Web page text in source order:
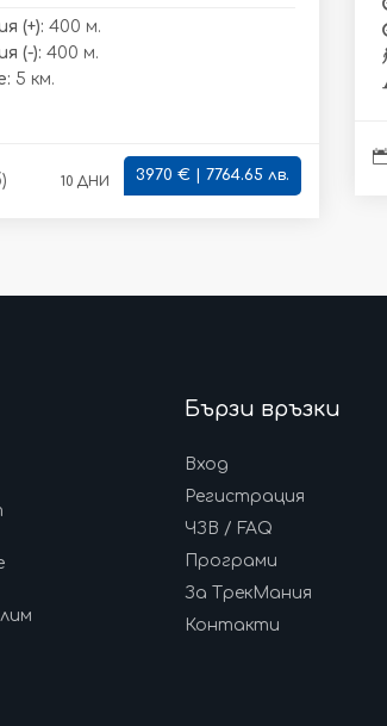
(+): 400 м.
(-): 400 м.
5 км.
10 дни 3970 € | 7764.65 лв.
Бързи връзки
Вход
Регистрация
ЧЗВ / FAQ
Програми
За ТрекМания
Контакти